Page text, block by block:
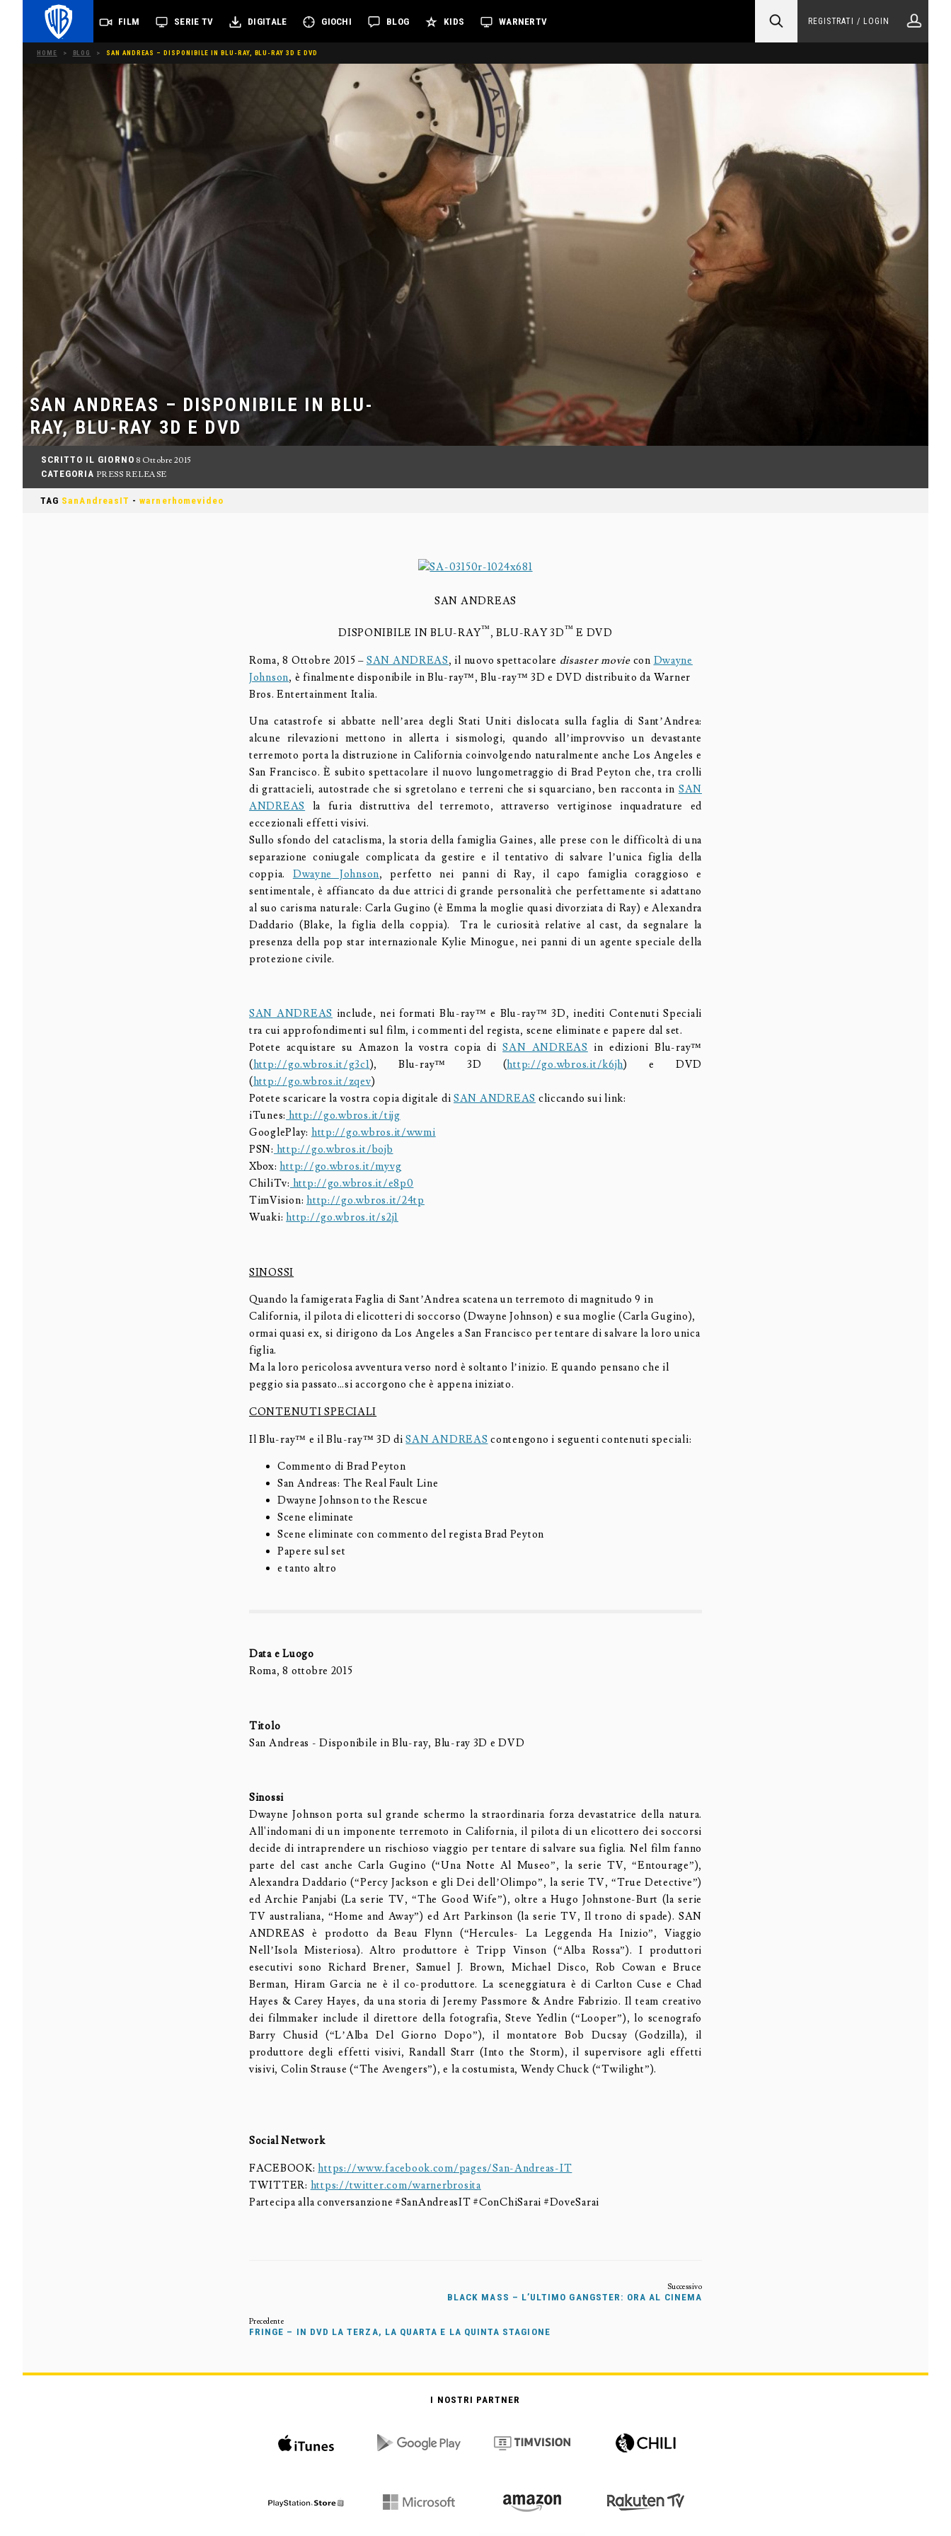
FILM SERIE TV DIGITALE GIOCHI BLOG KIDS WARNERTV REGISTRATI / LOGIN
HOME > BLOG > SAN ANDREAS – DISPONIBILE IN BLU-RAY, BLU-RAY 3D E DVD
SAN ANDREAS – DISPONIBILE IN BLU-
RAY, BLU-RAY 3D E DVD
SCRITTO IL GIORNO 8 Ottobre 2015
CATEGORIA PRESS RELEASE
TAG SanAndreasIT -warnerhomevideo
SAN ANDREAS
DISPONIBILE IN BLU-RAY™, BLU-RAY 3D™ E DVD
Roma, 8 Ottobre 2015 – SAN ANDREAS, il nuovo spettacolare disaster moviecon Dwayne
Johnson, è finalmente disponibile in Blu-ray™, Blu-ray™ 3D e DVD distribuito da Warner
Bros. Entertainment Italia.
Una catastrofe si abbatte nell’area degli Stati Uniti dislocata sulla faglia di Sant’Andrea:
alcune rilevazioni mettono in allerta i sismologi, quando all’improvviso un devastante
terremoto porta la distruzione in California coinvolgendo naturalmente anche Los Angeles e
San Francisco. È subito spettacolare il nuovo lungometraggio di Brad Peyton che, tra crolli
di grattacieli, autostrade che si sgretolano e terreni che si squarciano, ben racconta in SAN
ANDREAS
la furia distruttiva del terremoto, attraverso vertiginose inquadrature ed
eccezionali effetti visivi.
Sullo sfondo del cataclisma, la storia della famiglia Gaines, alle prese con le difficoltà di una
separazione coniugale complicata da gestire e il tentativo di salvare l’unica figlia della
coppia. Dwayne Johnson, perfetto nei panni di Ray, il capo famiglia coraggioso e
sentimentale, è affiancato da due attrici di grande personalità che perfettamente si adattano
al suo carisma naturale: Carla Gugino (è Emma la moglie quasi divorziata di Ray) e Alexandra
Daddario (Blake, la figlia della coppia). Tra le curiosità relative al cast, da segnalare la
presenza della pop star internazionale Kylie Minogue, nei panni di un agente speciale della
protezione civile.
SAN ANDREAS include, nei formati Blu-ray™ e Blu-ray™ 3D, inediti Contenuti Speciali
tra cui approfondimenti sul film, i commenti del regista, scene eliminate e papere dal set.
Potete acquistare su Amazon la vostra copia diSAN ANDREAS in edizioni Blu-ray™
(http://go.wbros.it/g3c1), Blu-ray™ 3D (http://go.wbros.it/k6jh) e DVD
(http://go.wbros.it/zqev)
Potete scaricare la vostra copia digitale diSAN ANDREAS cliccando sui link:
iTunes: http://go.wbros.it/tijg
GooglePlay: http://go.wbros.it/wwmi
PSN: http://go.wbros.it/bojb
Xbox:http://go.wbros.it/myvg
ChiliTv: http://go.wbros.it/e8p0
TimVision:http://go.wbros.it/24tp
Wuaki:http://go.wbros.it/s2j1
SINOSSI
Quando la famigerata Faglia di Sant’Andrea scatena un terremoto di magnitudo 9 in
California, il pilota di elicotteri di soccorso (Dwayne Johnson) e sua moglie (Carla Gugino),
ormai quasi ex, si dirigono da Los Angeles a San Francisco per tentare di salvare la loro unica
figlia.
Ma la loro pericolosa avventura verso nord è soltanto l’inizio. E quando pensano che il
peggio sia passato…si accorgono che è appena iniziato.
CONTENUTI SPECIALI
Il Blu-ray™ e il Blu-ray™ 3D diSAN ANDREAS contengono i seguenti contenuti speciali:
Commento di Brad Peyton
San Andreas: The Real Fault Line
Dwayne Johnson to the Rescue
Scene eliminate
Scene eliminate con commento del regista Brad Peyton
Papere sul set
e tanto altro
Data e Luogo
Roma, 8 ottobre 2015
Titolo
San Andreas - Disponibile in Blu-ray, Blu-ray 3D e DVD
Sinossi
Dwayne Johnson porta sul grande schermo la straordinaria forza devastatrice della natura.
All'indomani di un imponente terremoto in California, il pilota di un elicottero dei soccorsi
decide di intraprendere un rischioso viaggio per tentare di salvare sua figlia. Nel film fanno
parte del cast anche Carla Gugino (“Una Notte Al Museo”, la serie TV, “Entourage”),
Alexandra Daddario (“Percy Jackson e gli Dei dell’Olimpo”, la serie TV, “True Detective”)
ed Archie Panjabi (La serie TV, “The Good Wife”), oltre a Hugo Johnstone-Burt (la serie
TV australiana, “Home and Away”) ed Art Parkinson (la serie TV, Il trono di spade). SAN
ANDREAS è prodotto da Beau Flynn (“Hercules- La Leggenda Ha Inizio”, Viaggio
Nell’Isola Misteriosa). Altro produttore è Tripp Vinson (“Alba Rossa”). I produttori
esecutivi sono Richard Brener, Samuel J. Brown, Michael Disco, Rob Cowan e Bruce
Berman, Hiram Garcia ne è il co-produttore. La sceneggiatura è di Carlton Cuse e Chad
Hayes & Carey Hayes, da una storia di Jeremy Passmore & Andre Fabrizio. Il team creativo
dei filmmaker include il direttore della fotografia, Steve Yedlin (“Looper”), lo scenografo
Barry Chusid (“L’Alba Del Giorno Dopo”), il montatore Bob Ducsay (Godzilla), il
produttore degli effetti visivi, Randall Starr (Into the Storm), il supervisore agli effetti
visivi, Colin Strause (“The Avengers”), e la costumista, Wendy Chuck (“Twilight”).
Social Network
FACEBOOK:https://www.facebook.com/pages/San-Andreas-IT
TWITTER: https://twitter.com/warnerbrosita
Partecipa alla conversanzione #SanAndreasIT #ConChiSarai #DoveSarai
BLACK MASS – L’ULTIMO GANGSTER: ORA AL CINEMA
FRINGE – IN DVD LA TERZA, LA QUARTA E LA QUINTA STAGIONE
I NOSTRI PARTNER